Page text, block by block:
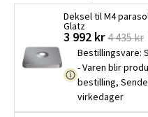
Deksel til M4
Glatz
3 992 kr 4 435 kr
Bestillingsvare:
- Varen blir
bestilling,
virkedager